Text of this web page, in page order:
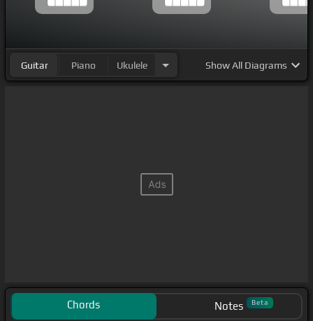
Guitar Piano Ukulele ShowAll Diagrams
Chords Notes Beta